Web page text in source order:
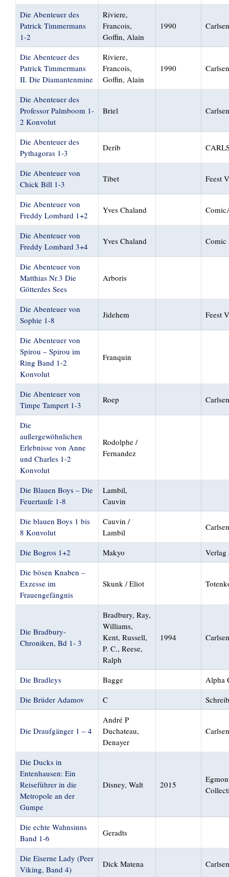
Die Abenteuer des
Patrick Timmermans
1-2
Riviere,
Francois,
Goffin, Alain
1990
Die Abenteuer des
Patrick Timmermans
II. Die Diamantenmine
Riviere,
Francois,
Goffin, Alain
1990
Die Abenteuer des
Professor Palmboom 1-
2 Konvolut
Briel
Die Abenteuer des
Pythagoras 1-3
Derib
Die Abenteuer von
Chick Bill 1-3
Tibet Feest
Die Abenteuer von
Freddy Lombard 1+2
Yves Chaland
Die Abenteuer von
Freddy Lombard 3+4
Yves Chaland Comic
Die Abenteuer von
Matthias Nr.3 Die
Götterdes Sees
Arboris
Die Abenteuer von
Sophie 1-8
Jidehem Feest
Die Abenteuer von
Spirou – Spirou im
Ring Band 1-2
Konvolut
Franquin
Die Abenteuer von
Timpe Tampert 1-3
Roep
Die
außergewöhnlichen
Erlebnisse von Anne
und Charles 1-2
Konvolut
Rodolphe /
Fernandez
Die Blauen Boys – Die
Feuertaufe 1-8
Lambil,
Cauvin
Die blauen Boys 1 bis
8 Konvolut
Cauvin /
Lambil
Carlsen
Die Bogros 1+2 Makyo
Verlag
Die bösen Knaben –
Exzesse im
Frauengefängnis
Skunk / Eliot
Die Bradbury-
Chroniken, Bd 1- 3
Bradbury, Ray,
Williams,
Kent, Russell,
P. C., Reese,
Ralph
1994 Carlsen
Die Bradleys Bagge
Alpha
Die Brüder Adamov
C
Die Draufgänger 1 – 4
André P
Duchateau,
Denayer
Carlsen
Die Ducks in
Entenhausen: Ein
Reiseführer in die
Metropole an der
Gumpe
Disney, Walt 2015
Die echte Wahnsinns
Band 1-6
Geradts
Die Eiserne Lady (Peer
Viking, Band 4)
Dick Matena Carlsen